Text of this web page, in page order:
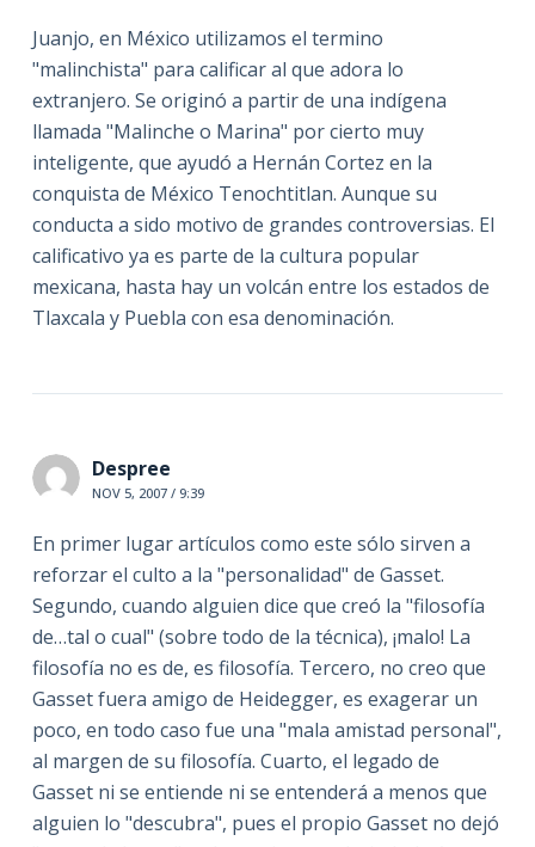
Juanjo, en México utilizamos el termino
"malinchista" para calificar al que adora lo
extranjero. Se originó a partir de una indígena
llamada "Malinche o Marina" por cierto muy
inteligente, que ayudó a Hernán Cortez en la
conquista de México Tenochtitlan. Aunque su
conducta a sido motivo de grandes controversias. El
calificativo ya es parte de la cultura popular
mexicana, hasta hay un volcán entre los estados de
Tlaxcala y Puebla con esa denominación.
Despree
NOV 5, 2007 / 9:39
En primer lugar artículos como este sólo sirven a
reforzar el culto a la "personalidad" de Gasset.
Segundo, cuando alguien dice que creó la "filosofía
de…tal o cual" (sobre todo de la técnica), ¡malo! La
filosofía no es de, es filosofía. Tercero, no creo que
Gasset fuera amigo de Heidegger, es exagerar un
poco, en todo caso fue una "mala amistad personal",
al margen de su filosofía. Cuarto, el legado de
Gasset ni se entiende ni se entenderá a menos que
alguien lo "descubra", pues el propio Gasset no dejó